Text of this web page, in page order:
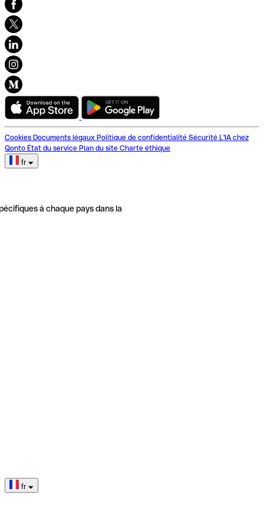
Cookies Documents légaux Politique de confidentialité Sécurité L'IA chez
Qonto État du service Plan du site Charte éthique
fr
à chaque pays dans la
fr